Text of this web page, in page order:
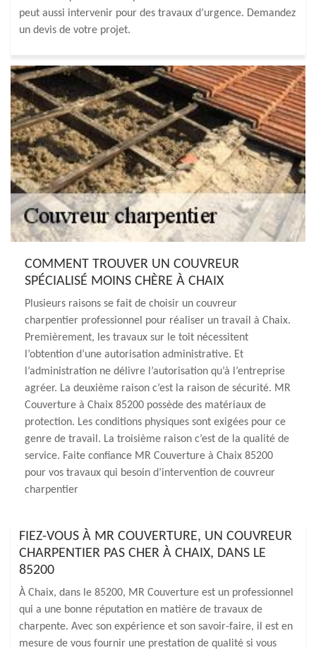
peut aussi intervenir pour des travaux d’urgence. Demandez
un devis de votre projet.
COMMENT TROUVER UN COUVREUR
SPÉCIALISÉ MOINS CHÈRE À CHAIX
Plusieurs raisons se fait de choisir un couvreur
charpentier professionnel pour réaliser un travail à Chaix.
Premièrement, les travaux sur le toit nécessitent
l’obtention d’une autorisation administrative. Et
l’administration ne délivre l’autorisation qu’à l’entreprise
agréer. La deuxième raison c’est la raison de sécurité. MR
Couverture à Chaix 85200 possède des matériaux de
protection. Les conditions physiques sont exigées pour ce
genre de travail. La troisième raison c’est de la qualité de
service. Faite confiance MR Couverture à Chaix 85200
pour vos travaux qui besoin d’intervention de couvreur
charpentier
FIEZ-VOUS À MR COUVERTURE, UN COUVREUR
CHARPENTIER PAS CHER À CHAIX, DANS LE
85200
À Chaix, dans le 85200, MR Couverture est un professionnel
qui a une bonne réputation en matière de travaux de
charpente. Avec son expérience et son savoir-faire, il est en
mesure de vous fournir une prestation de qualité si vous